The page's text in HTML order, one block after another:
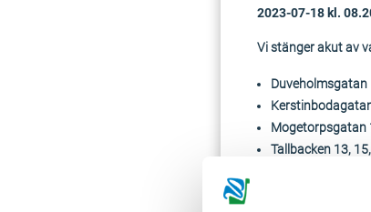
2023-07-18 kl.
Vi stänger akut av
Duveholmsgatan
Mogetorpsgatan
Tallbacken 13,